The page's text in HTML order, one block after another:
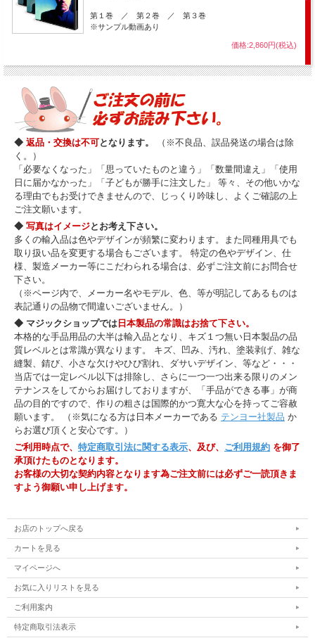
第１巻 ／ 第２巻 ／ 第３巻
※サンプル動画あり
価格:2,860円(税込)
◆ 返品・交換は不可となります。
（※不良品、誤品発送の場合は除
く。）
「必要なくなった」「思っていたものと違う」「数量間違え」「使用
日に届かなかった」「子どもが勝手に注文した」 等々、その他いかな
る理由でもお受けできませんので、じっくり吟味し、よくご確認の上
ご注文願います。
◆ 写真はイメージとお考え下さい。
多くの輸入品は色やデザインが頻繁に変わります。また同種用具でも
取り扱い品を変更する場合もございます。 特定の色やデザイン、仕
様、製造メーカー等にこだわられる場合は、必ずご注文前にお問合せ
下さい。
（※ページ内で、メーカー名やモデル、色、等が明記してあるものは
表記通りの品物で間違いございません。）
◆ マジックショップでは 日本製品の常識はお捨て下さい。
本格的な手品用品の大半は輸入品となり、キズ１つ無い日本製品の品
質レベルとは常識が異なります。 キズ、凹み、汚れ、塗装剥げ、雑な
縫製、錆び、小さな欠けやひび割れ、ダサいデザイン、等など・・・
当店では一定レベル以下は排除し、さらに一つ一つ出来る限りのメン
テナンスをしてからお届けしておりますが、「手品ができる事」が商
品の目的ですので、作りの粗さは国際的かつ寛大な心を持ってご容赦
願います。 （※気になる方は日本メーカーである テンヨー社製品 か
らお選び頂くと安心です。）
ご利用時点で、 特定商取引法に関する表示、及び、 ご利用規約 を御了
承頂けたものとなります。
お客様の大切な契約内容となります為ご注文前には必ずご一読頂きま
すよう御願い申し上げます。
お店のトップへ戻る
カートを見る
マイページへ
お気に入りリストを見る
ご利用案内
特定商取引法表示